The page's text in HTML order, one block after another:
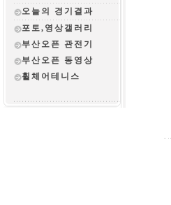
오늘의 경기결과
포토,영상갤러리
부산오픈 관전 기
부산오픈 동영상
휠체어테니스